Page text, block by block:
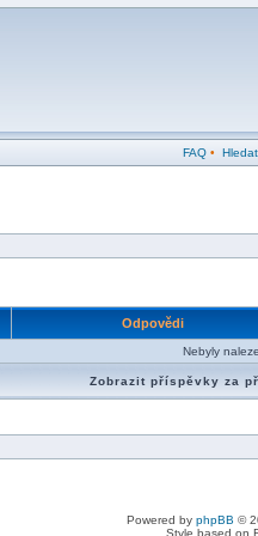
FAQ• Hledat
Odpovědi
Nebyly
Zobrazit příspěvky za
Powered by phpBB ©
Style based on